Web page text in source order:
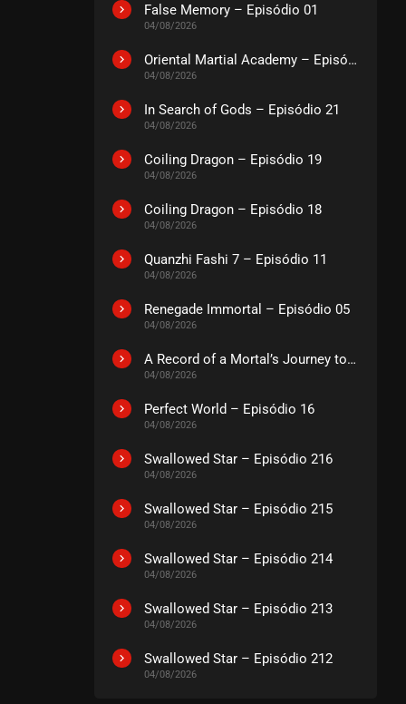
ASSISTIDO
EPISÓDIO 413
ASSISTIDO
EPISÓDIO 412
EPISÓDIO 411
outubro 25, 2024
outubro 25, 2024
EPISÓDIO 407
False Memory – Episódio 01
04/08/2026
Oriental Martial Academy – Episódio 03
04/08/2026
In Search of Gods – Episódio 21
04/08/2026
Coiling Dragon – Episódio 19
04/08/2026
Coiling Dragon – Episódio 18
04/08/2026
Quanzhi Fashi 7 – Episódio 11
04/08/2026
Renegade Immortal – Episódio 05
04/08/2026
A Record of a Mortal’s Journey to Immortality – Episódio 73
04/08/2026
Perfect World – Episódio 16
04/08/2026
Swallowed Star – Episódio 216
04/08/2026
Swallowed Star – Episódio 215
04/08/2026
Swallowed Star – Episódio 214
04/08/2026
Swallowed Star – Episódio 213
04/08/2026
Swallowed Star – Episódio 212
04/08/2026